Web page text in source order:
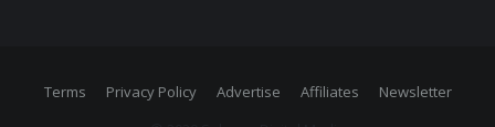
Terms Privacy Policy Advertise Affiliates
Newsletter